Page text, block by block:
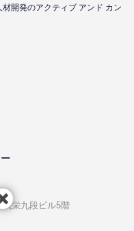
開発のアクティブ アンド カン
飛栄九段ビル5階